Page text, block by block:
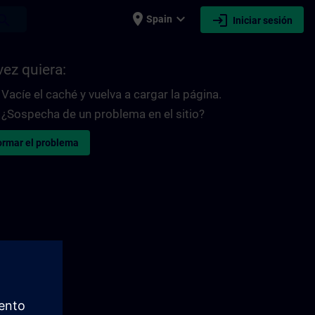
place Spain expand_more login Iniciar sesión
quiera:
Vacíe el caché y vuelva a cargar la página.
¿Sospecha de un problema en el sitio?
el problema